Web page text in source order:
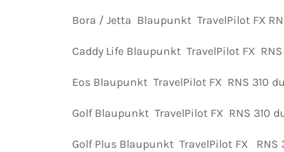
Bora / Jetta Blaupunkt TravelPilot FX
Caddy Life Blaupunkt TravelPilot FX
Eos Blaupunkt TravelPilot FX RNS 310
Golf Blaupunkt TravelPilot FX RNS 310
Golf Plus Blaupunkt TravelPilot FX RNS